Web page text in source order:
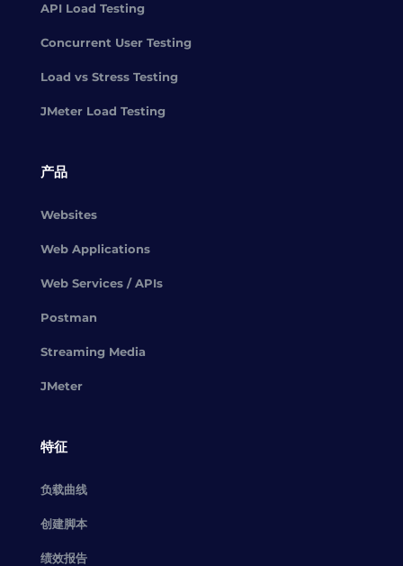
API Load Testing
Concurrent User Testing
Load vs Stress Testing
JMeter Load Testing
产品
Websites
Web Applications
Web Services / APIs
Postman
Streaming Media
JMeter
特征
负载曲线
创建脚本
绩效报告